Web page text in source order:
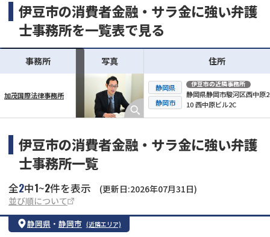
伊豆市の消費者金融・サラ金に強い弁護
士事務所を一覧表で見る
横スクロール可能
事務所 写真 住所
加茂国際法律事務所
静岡県
静岡市
伊豆市の近隣事務所
静岡県静岡市駿河区西中原
10 西中原ビル2C
伊豆市の消費者金融・サラ金に強い弁護
士事務所一覧
全2中1~2件を表示
(更新日:2026年07月31日)
並び順について
静岡県 ・ 静岡市 (近隣エリア)